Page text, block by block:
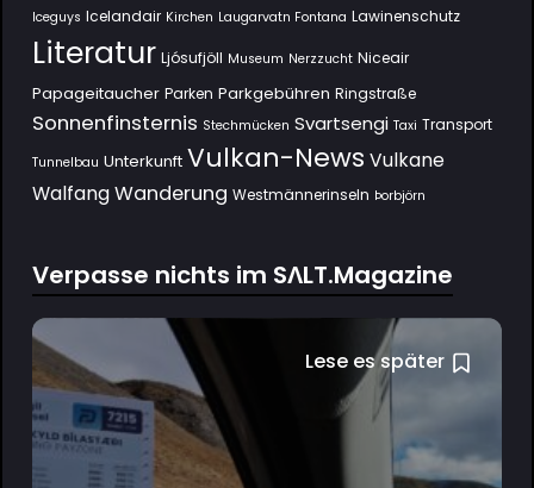
Iceguys Icelandair Kirchen Laugarvatn Fontana Lawinenschutz
Literatur Ljósufjöll Museum Nerzzucht Niceair
Papageitaucher Parken Parkgebühren Ringstraße
Sonnenfinsternis Stechmücken Svartsengi Taxi Transport
Tunnelbau Unterkunft Vulkan-News Vulkane
Walfang Wanderung Westmännerinseln Þorbjörn
Verpasse nichts im SΛLT.Magazine
Lese es später